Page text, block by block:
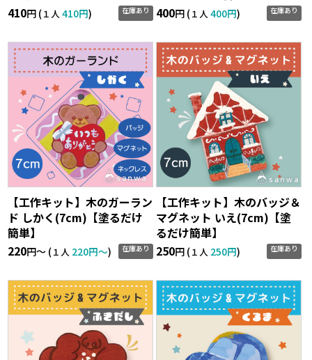
410円 (１人410円) 在庫あり
400円 (１人400円) 在庫あり
【工作キット】木のガーラン
ド しかく(7cm)【塗るだけ
簡単】
220円〜 (１人 220円〜) 在庫あり
【工作キット】木のバッジ＆
マグネット いえ(7cm)【塗
るだけ簡単】
250円 (１人 250円) 在庫あり